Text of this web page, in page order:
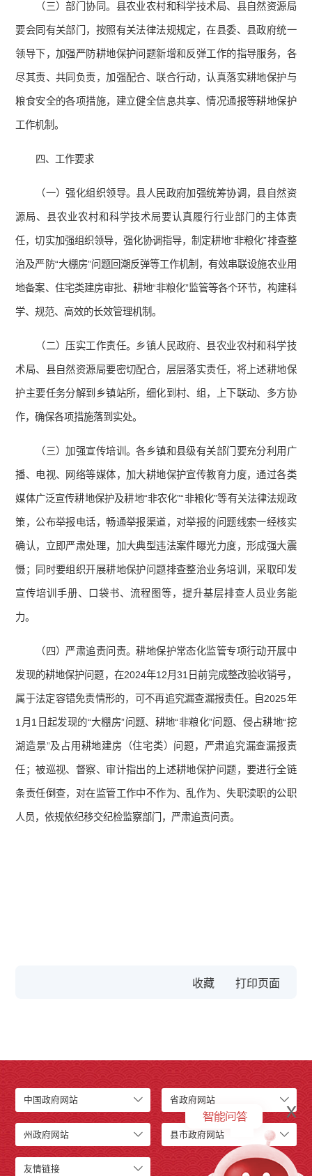
（三）部门协同。县农业农村和科学技术局、县自然资源局
要会同有关部门，按照有关法律法规规定，在县委、县政府统一
领导下，加强严防耕地保护问题新增和反弹工作的指导服务，各
尽其责、共同负责，加强配合、联合行动，认真落实耕地保护与
粮食安全的各项措施，建立健全信息共享、情况通报等耕地保护
工作机制。
四、工作要求
（一）强化组织领导。县人民政府加强统筹协调，县自然资
源局、县农业农村和科学技术局要认真履行行业部门的主体责
任，切实加强组织领导，强化协调指导，制定耕地“非粮化”排查整
治及严防“大棚房”问题回潮反弹等工作机制，有效串联设施农业用
地备案、住宅类建房审批、耕地“非粮化”监管等各个环节，构建科
学、规范、高效的长效管理机制。
（二）压实工作责任。乡镇人民政府、县农业农村和科学技
术局、县自然资源局要密切配合，层层落实责任，将上述耕地保
护主要任务分解到乡镇站所，细化到村、组，上下联动、多方协
作，确保各项措施落到实处。
（三）加强宣传培训。各乡镇和县级有关部门要充分利用广
播、电视、网络等媒体，加大耕地保护宣传教育力度，通过各类
媒体广泛宣传耕地保护及耕地“非农化”“非粮化”等有关法律法规政
策，公布举报电话，畅通举报渠道，对举报的问题线索一经核实
确认，立即严肃处理，加大典型违法案件曝光力度，形成强大震
慑；同时要组织开展耕地保护问题排查整治业务培训，采取印发
宣传培训手册、口袋书、流程图等，提升基层排查人员业务能
力。
（四）严肃追责问责。耕地保护常态化监管专项行动开展中
发现的耕地保护问题，在2024年12月31日前完成整改验收销号，
属于法定容错免责情形的，可不再追究漏查漏报责任。自2025年
1月1日起发现的“大棚房”问题、耕地“非粮化”问题、侵占耕地“挖
湖造景”及占用耕地建房（住宅类）问题，严肃追究漏查漏报责
任；被巡视、督察、审计指出的上述耕地保护问题，要进行全链
条责任倒查，对在监管工作中不作为、乱作为、失职渎职的公职
人员，依规依纪移交纪检监察部门，严肃追责问责。
收藏
中国政府网站 省政府网站
州政府网站 县市政府网站
友情链接
x